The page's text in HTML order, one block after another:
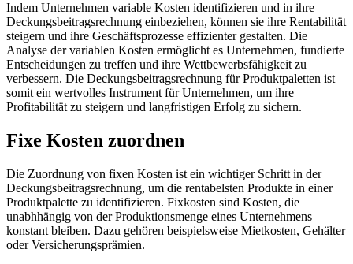
Indem Unternehmen variable Kosten identifizieren und in ihre
Deckungsbeitragsrechnung einbeziehen, können sie ihre Rentabilität
steigern und ihre Geschäftsprozesse effizienter gestalten. Die
Analyse der variablen Kosten ermöglicht es Unternehmen, fundierte
Entscheidungen zu treffen und ihre Wettbewerbsfähigkeit zu
verbessern. Die Deckungsbeitragsrechnung für Produktpaletten ist
somit ein wertvolles Instrument für Unternehmen, um ihre
Profitabilität zu steigern und langfristigen Erfolg zu sichern.
Fixe Kosten zuordnen
Die Zuordnung von fixen Kosten ist ein wichtiger Schritt in der
Deckungsbeitragsrechnung, um die rentabelsten Produkte in einer
Produktpalette zu identifizieren. Fixkosten sind Kosten, die
unabhhängig von der Produktionsmenge eines Unternehmens
konstant bleiben. Dazu gehören beispielsweise Mietkosten, Gehälter
oder Versicherungsprämien.